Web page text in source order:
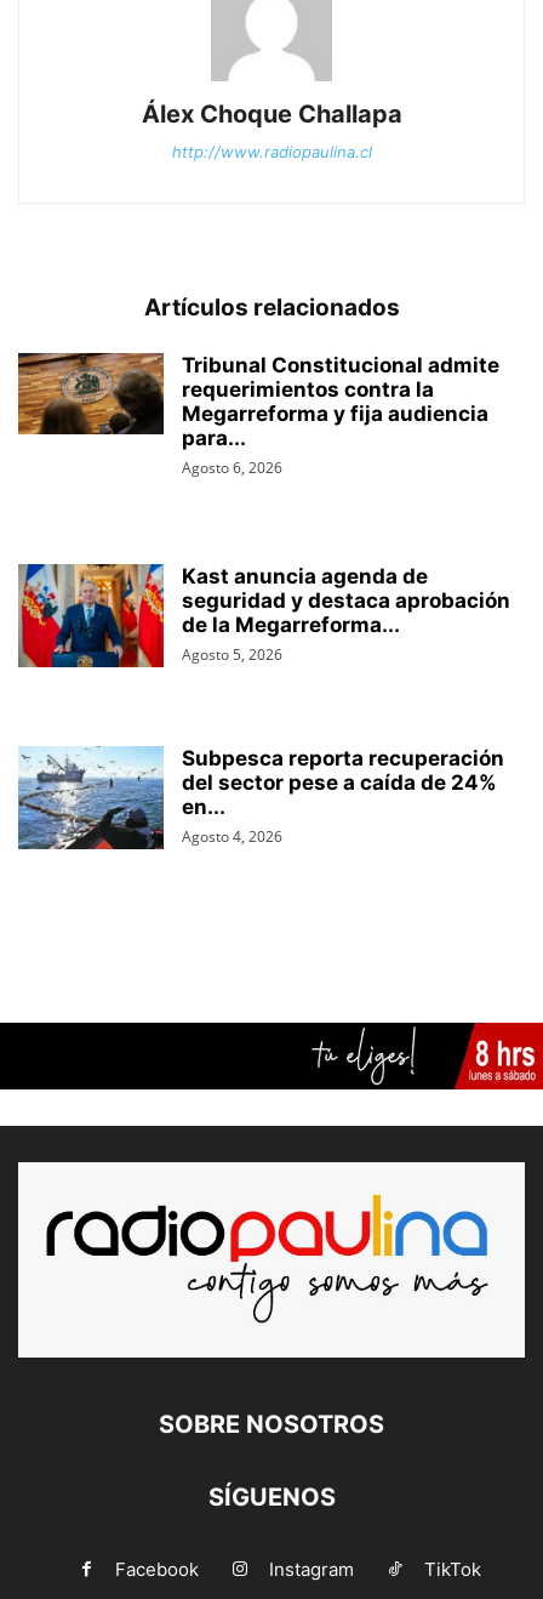
Álex Choque Challapa
http://www.radiopaulina.cl
Artículos relacionados
Tribunal Constitucional admite
requerimientos contra la
Megarreforma y fija audiencia
para...
Agosto 6, 2026
Kast anuncia agenda de
seguridad y destaca aprobación
de la Megarreforma...
Agosto 5, 2026
Subpesca reporta recuperación
del sector pese a caída de 24%
en...
Agosto 4, 2026
SOBRE NOSOTROS
SÍGUENOS
Facebook Instagram TikTok